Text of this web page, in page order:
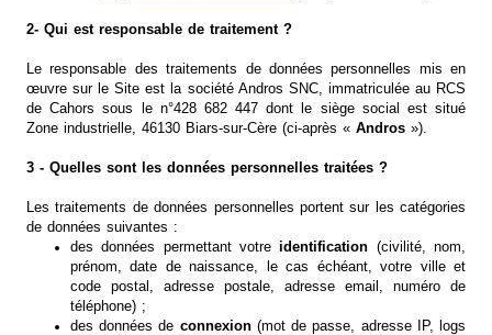
2- Qui est responsable de traitement ?
Le responsable des traitements de données personnelles mis en
œuvre sur le Site est la société Andros SNC, immatriculée au RCS
de Cahors sous le n°428 682 447 dont le siège social est situé
Zone industrielle, 46130 Biars-sur-Cère (ci-après « Andros »).
3 - Quelles sont les données personnelles traitées ?
Les traitements de données personnelles portent sur les catégories
de données suivantes :
des données permettant votreidentification (civilité, nom,
prénom, date de naissance, le cas échéant, votre ville et
code postal, adresse postale, adresse email, numéro de
téléphone) ;
des données de connexion(mot de passe, adresse IP, logs